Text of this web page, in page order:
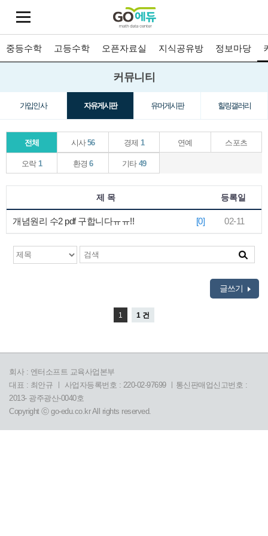
중등수학 고등수학 오픈자료실 지식공유방 정보마당
커뮤니티
가입인사 자유게시판 유머게시판 힐링갤러리
전체 시사56 경제 1 연예 스포츠
오락 1 환경6 기타 49
제 목 등록일
개념원리 수2 pdf 구합니다ㅠㅠ!! [0] 02-11
글쓰기
1 1 건
회사 : 엔터소프트 교육사업본부
대표 : 최안규 ㅣ 사업자등록번호 : 220-02-97699 ㅣ통신판매업신고번호 :
2013- 광주광산-0040호
Copyright ⓒ go-edu.co.kr All rights reserved.